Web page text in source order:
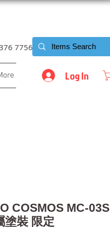
7756
Log In
COSMOS MC-03S
塗裝 限定